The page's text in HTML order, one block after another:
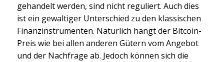
gehandelt werden, sind nicht reguliert. Auch dies
ist ein gewaltiger Unterschied zu den klassischen
Finanzinstrumenten. Natürlich hängt der Bitcoin-
Preis wie bei allen anderen Gütern vom Angebot
und der Nachfrage ab. Jedoch können sich die